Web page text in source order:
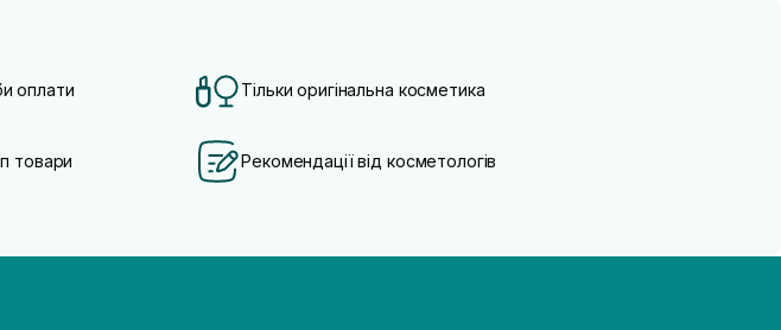
оплати Тільки оригінальна косметика
товари Рекомендації від косметологів